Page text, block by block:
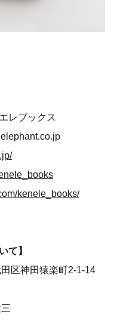
レブックス
kenele_books/
て】
区神田猿楽町2-1-14